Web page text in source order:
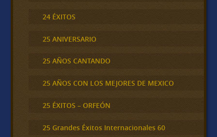
24 ÉXITOS
25 ANIVERSARIO
25 AÑOS CANTANDO
25 AÑOS CON LOS MEJORES DE MEXICO
25 ÉXITOS – ORFEÓN
25 Grandes Éxitos Internacionales 60